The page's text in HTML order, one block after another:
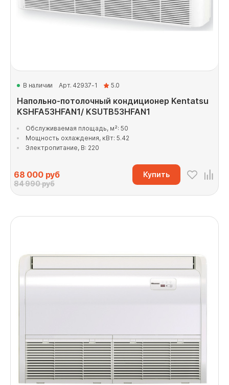
В наличии Арт. 42937-1 5.0
Напольно-потолочный кондиционер Kentatsu
KSHFA53HFAN1/ KSUTB53HFAN1
Обслуживаемая площадь, м²: 50
Мощность охлаждения, кВт: 5.42
Электропитание, В: 220
68 000руб
84 990 руб
Купить